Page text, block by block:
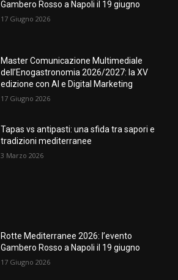
Gambero Rosso a Napoli il 19 giugno
17 Giugno 2026
Master Comunicazione Multimediale
dell’Enogastronomia 2026/2027: la XV
edizione con AI e Digital Marketing
17 Giugno 2026
Tapas vs antipasti: una sfida tra sapori e
tradizioni mediterranee
3 Marzo 2026
Rotte Mediterranee 2026: l’evento
Gambero Rosso a Napoli il 19 giugno
17 Giugno 2026